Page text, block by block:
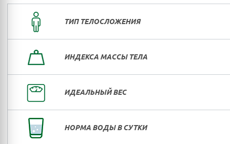
ТИП ТЕЛОСЛОЖЕНИЯ
ИНДЕКСА МАССЫ ТЕЛА
ИДЕАЛЬНЫЙ ВЕС
НОРМА ВОДЫ В СУТКИ